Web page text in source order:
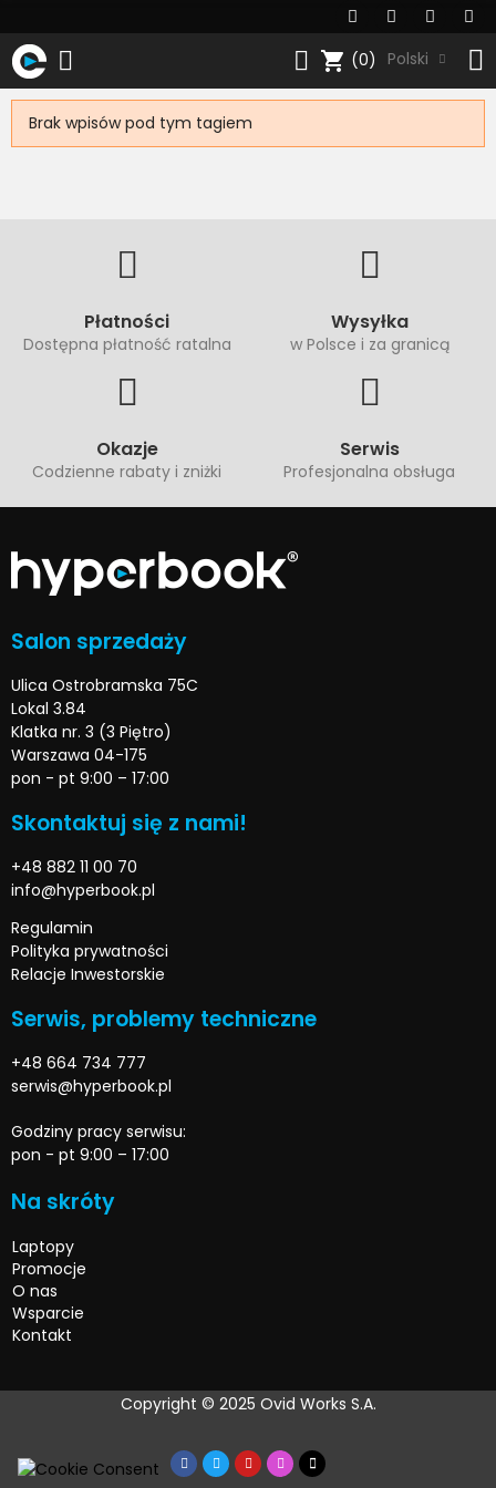
shopping_cart (0) Polski
Brak wpisów pod tym tagiem
Płatności
Dostępna płatność ratalna
Wysyłka
w Polsce i za granicą
Okazje
Codzienne rabaty i zniżki
Serwis
Profesjonalna obsługa
Salon sprzedaży
Ulica Ostrobramska 75C
Lokal 3.84
Klatka nr. 3 (3 Piętro)
Warszawa 04-175
pon - pt 9:00 – 17:00
Skontaktuj się z nami!
+48 882 11 00 70
info@hyperbook.pl
Regulamin
Polityka prywatności
Relacje Inwestorskie
Serwis, problemy techniczne
+48 664 734 777
serwis@hyperbook.pl
Godziny pracy serwisu:
pon - pt 9:00 – 17:00
Na skróty
Laptopy
Promocje
O nas
Wsparcie
Kontakt
Copyright © 2025 Ovid Works S.A.